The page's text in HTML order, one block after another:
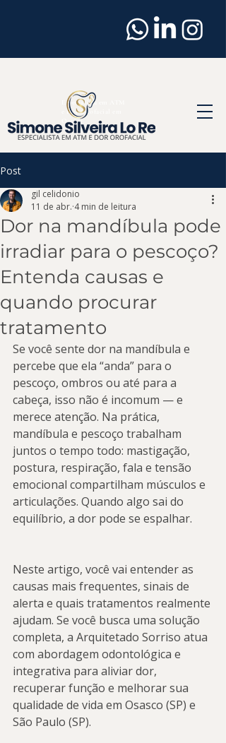
Dentista
Especialista em ATM
e Dor Orofacial em
Osasco
Post
Dor na mandíbula pode
irradiar para o pescoço?
Entenda causas e
quando procurar
tratamento
gil celidonio
11 de abr. 4 min de leitura
Se você sente dor na mandíbula e
percebe que ela “anda” para o
pescoço, ombros ou até para a
cabeça, isso não é incomum — e
merece atenção. Na prática,
mandíbula e pescoço trabalham
juntos o tempo todo: mastigação,
postura, respiração, fala e tensão
emocional compartilham músculos e
articulações. Quando algo sai do
equilíbrio, a dor pode se espalhar.
Neste artigo, você vai entender as
causas mais frequentes, sinais de
alerta e quais tratamentos realmente
ajudam. Se você busca uma solução
completa, a Arquitetado Sorriso atua
com abordagem odontológica e
integrativa para aliviar dor,
recuperar função e melhorar sua
qualidade de vida em Osasco (SP) e
São Paulo (SP).